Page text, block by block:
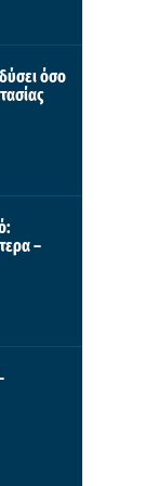
όσο
–